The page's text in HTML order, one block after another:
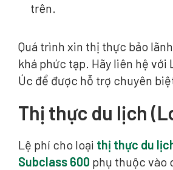
trên.
Quá trình xin thị thực bảo
khá phức tạp. Hãy liên hệ với
Úc để được hỗ trợ chuyên
Thị thực du lịch
Lệ phí cho loại thị thực du
Subclass 600 phụ thuộc vào